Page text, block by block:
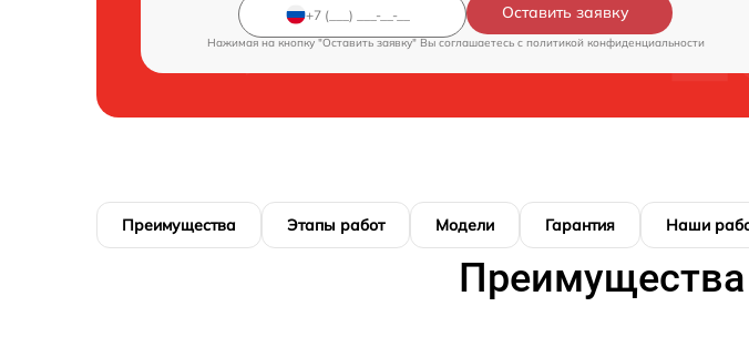
Оставить заявку
Нажимая на кнопку "Оставить заявку" Вы соглашаетесь c политикой конфиденциальности
Преимущества Этапы работ Модели Гарантия Наши
Преимущества